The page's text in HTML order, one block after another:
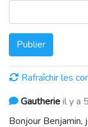
Publier
Rafraîchir les
Gautherieil y a
Bonjour